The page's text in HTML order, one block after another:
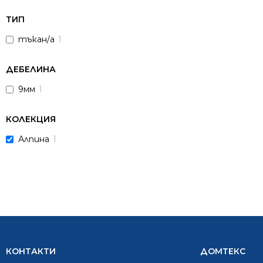
ТИП
тъкан/а 1
ДЕБЕЛИНА
9мм 1
КОЛЕКЦИЯ
Алпина 1
КОНТАКТИ ДОМТЕКС